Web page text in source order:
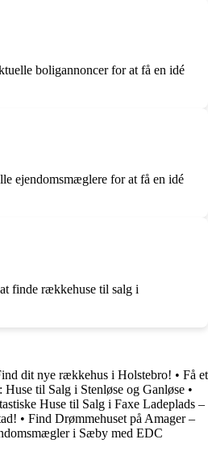
boligannoncer for at få en idé
ejendomsmæglere for at få en idé
finde rækkehuse til salg i
dit nye rækkehus i Holstebro! • Få et
til Salg i Stenløse og Ganløse •
Huse til Salg i Faxe Ladeplads –
• Find Drømmehuset på Amager –
i Sæby med EDC